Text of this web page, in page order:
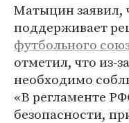
Матыцин заявил,
поддерживает
футбольного
отметил, что из-
необходимо
«В регламенте
безопасности,